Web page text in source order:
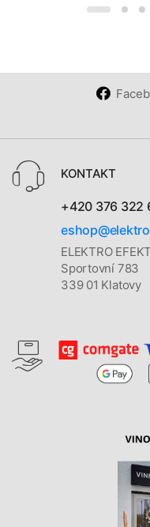
KONTAKT
+420 376 322
ELEKTRO
Sportovní 783
339 01 Klatovy